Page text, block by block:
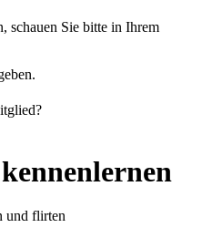
schauen Sie bitte in Ihrem
und flirten